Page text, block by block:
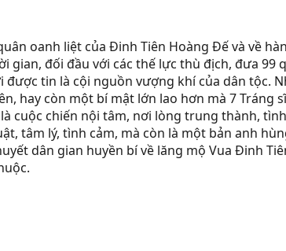
oanh liệt của Đinh Tiên Hoàng Đế và về
gian, đối đầu với các thế lực thù địch, đưa
tin là cội nguồn vượng khí của dân tộc.
hay còn một bí mật lớn lao hơn mà 7 Tráng
cuộc chiến nội tâm, nơi lòng trung thành,
tâm lý, tình cảm, mà còn là một bản anh
dân gian huyền bí về lăng mộ Vua Đinh